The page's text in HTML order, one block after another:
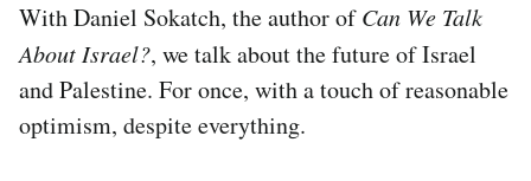
With Daniel Sokatch, the author ofCan We Talk
About Israel?, we talk about the future of Israel
and Palestine. For once, with a touch of reasonable
optimism, despite everything.